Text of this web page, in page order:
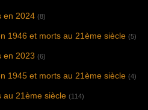
en 2024 (8)
1946 et morts au 21ème siècle (5)
en 2023 (6)
1945 et morts au 21ème siècle (4)
au 21ème siècle (114)